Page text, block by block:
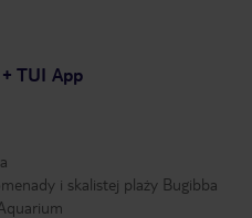
TUI App
i skalistej plaży Bugibba